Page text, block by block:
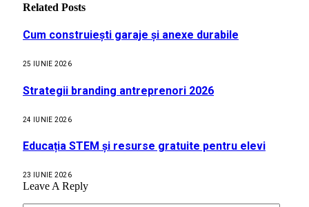
Related Posts
Cum construiești garaje și anexe durabile
25 IUNIE 2026
Strategii branding antreprenori 2026
24 IUNIE 2026
Educația STEM și resurse gratuite pentru elevi
23 IUNIE 2026
Leave A Reply